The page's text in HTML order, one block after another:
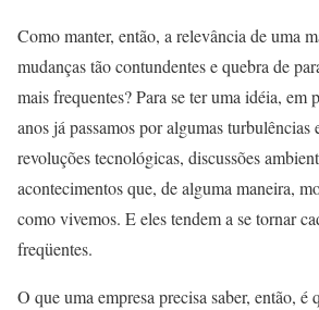
Como manter, então, a relevância de uma
mudanças tão contundentes e quebra de
mais frequentes? Para se ter uma idéia, em
anos já passamos por algumas turbulências
revoluções tecnológicas, discussões
acontecimentos que, de alguma maneira,
como vivemos. E eles tendem a se tornar
freqüentes.
O que uma empresa precisa saber, então, é